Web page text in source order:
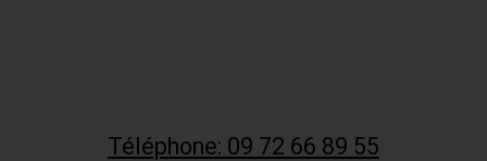
Téléphone: 09 72 66 89 55